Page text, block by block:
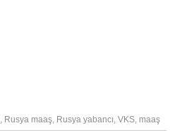
, Rusya maaş, Rusya yabancı, VKS, maaş